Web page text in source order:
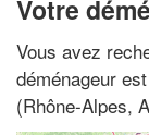
Votre
Vous avez
déménageur
(Rhône-Alpes,